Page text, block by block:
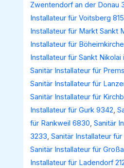
Zwentendorf an der Donau
Installateur für Voitsberg
Installateur für Markt Sankt
Installateur für
Installateur für Sankt Nikolai
Sanitär Installateur für
Sanitär Installateur für
Sanitär Installateur für
Installateur für Gurk 9342,
für Rankweil 6830,Sanitär
3233,Sanitär Installateur
Sanitär Installateur für
Installateur für Ladendorf